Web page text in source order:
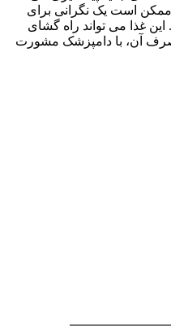
است یک نگرانی برای
غذا می تواند راه گشای
آن، با دامپزشک مشورت